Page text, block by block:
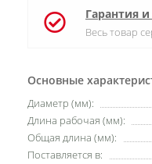
Основные
Диаметр (мм):
Длина рабочая (мм):
Общая длина (мм):
Поставляется в:
Гарантия
Весь товар